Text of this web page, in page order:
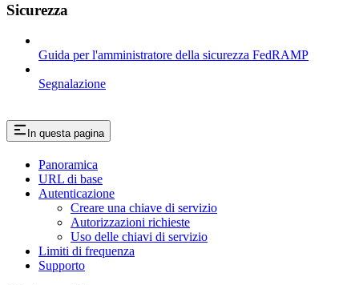
Sicurezza
Guida per l'amministratore della sicurezza FedRAMP
Segnalazione
In questa pagina
Panoramica
URL di base
Autenticazione
Creare una chiave di servizio
Autorizzazioni richieste
Uso delle chiavi di servizio
Limiti di frequenza
Supporto